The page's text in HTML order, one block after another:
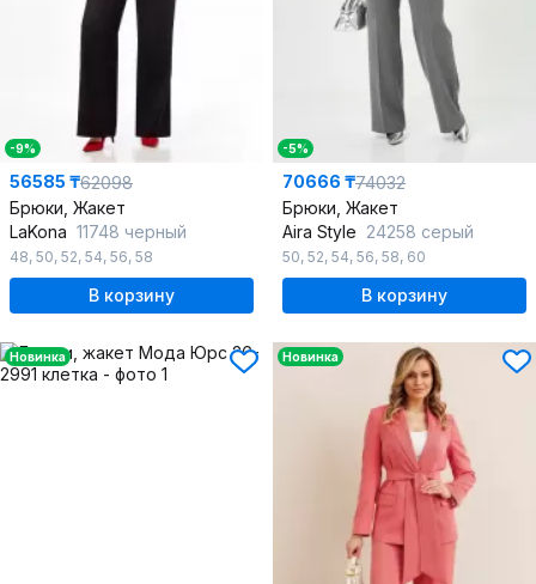
-9%
56585 ₸62098
Брюки, Жакет
LaKona 11748 черный
48, 50, 52, 54, 56, 58
В корзину
-5%
70666 ₸74032
Брюки, Жакет
Aira Style 24258 серый
50, 52, 54, 56, 58, 60
В корзину
Новинка Новинка